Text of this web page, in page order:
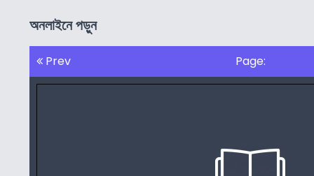
অনলাইনে পড়ুন
Prev Page: